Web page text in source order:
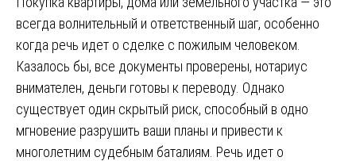
всегда волнительный и ответственный шаг, особенно
когда речь идет о сделке с пожилым человеком.
Казалось бы, все документы проверены, нотариус
внимателен, деньги готовы к переводу. Однако
существует один скрытый риск, способный в одно
мгновение разрушить ваши планы и привести к
многолетним судебным баталиям. Речь идет о